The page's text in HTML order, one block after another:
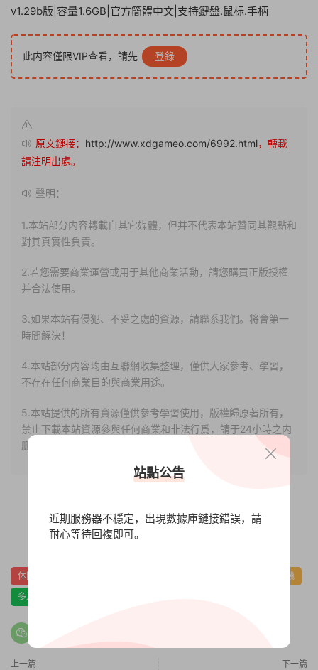
v1.29b版|容量1.6GB|官方簡體中文|支持鍵盤.鼠标.手柄
此内容僅限VIP查看，請先 登錄
原文鏈接： http://www.xdgameo.com/6992.html，轉載
請注明出處。
聲明：
1.本站部分内容轉載自其它媒體，但并不代表本站贊同其觀點和
對其真實性負責。
2.若您需要商業運營或用于其他商業活動，請您購買正版授權
并合法使用。
3.如果本站有侵犯、不妥之處的資源，請聯系我們。将會第一
時間解決！
4.本站部分内容均由互聯網收集整理，僅供大家參考、學習，
不存在任何商業目的與商業用途。
5.本站提供的所有資源僅供參考學習使用，版權歸原著所有，
禁止下載本站資源參與任何商業和非法行爲，請于24小時之内
删除!
0
休閑
同屏聯機
多人
上一篇 下一篇
站點公告
近期服務器不穩定，出現數據庫鏈接錯誤，請
耐心等待回複即可。